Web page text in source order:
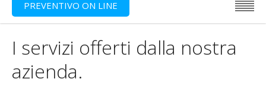
PREVENTIVO ON LINE
I servizi offerti dalla nostra
azienda.